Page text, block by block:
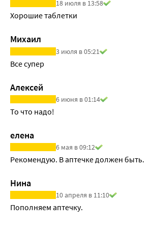
18 июля в 13:58
Хорошие таблетки
Михаил
3 июля в 05:21
Все супер
Алексей
6 июня в 01:14
То что надо!
елена
6 мая в 09:12
Рекомендую. В аптечке должен быть.
Нина
10 апреля в 11:10
Пополняем аптечку.